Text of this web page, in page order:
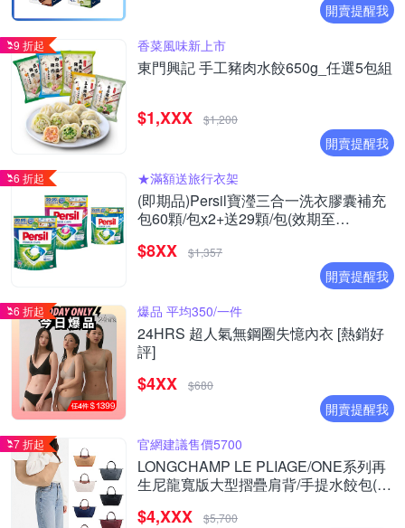
開賣提醒我
9 折起 香菜風味新上市
東門興記 手工豬肉水餃650g_任選5包組
$1,XXX $1,200
開賣提醒我
6 折起 ★滿額送旅行衣架
(即期品)Persil寶瀅三合一洗衣膠囊補充
包60顆/包x2+送29顆/包(效期至
$8XX $1,357
開賣提醒我
6 折起 爆品 平均350/一件
24HRS 超人氣無鋼圈失憶內衣 [熱銷好
評]
$4XX $680
開賣提醒我
7 折起 官網建議售價5700
LONGCHAMP LE PLIAGE/ONE系列再
生尼龍寬版大型摺疊肩背/手提水餃包(多
$4,XXX $5,700